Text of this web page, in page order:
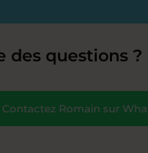
des questions ?
Contactez Romain sur